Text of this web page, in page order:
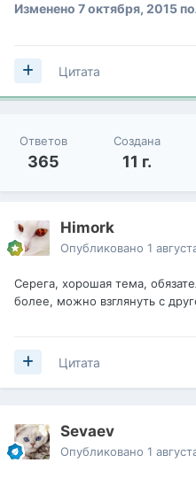
Изменено 7 октября, 2015
Цитата
Ответов
365
Создана
11 г.
Himork
Опубликовано 1
Серега, хорошая тема,
более, можно взглянуть с
Цитата
Sevaev
Опубликовано 1